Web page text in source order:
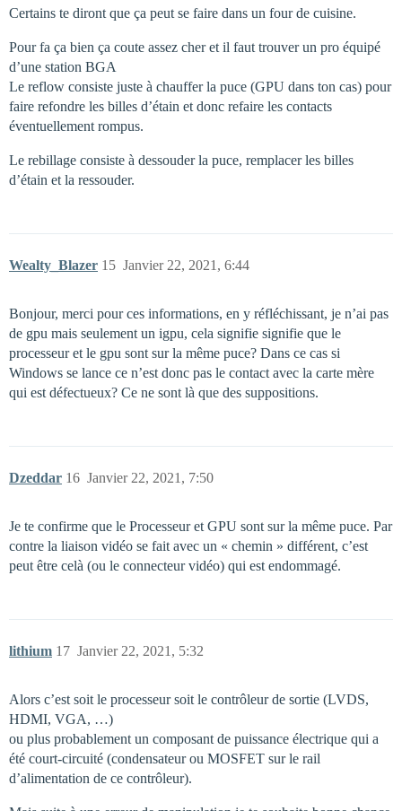
Certains te diront que ça peut se faire dans un four de cuisine.
Pour fa ça bien ça coute assez cher et il faut trouver un pro équipé
d’une station BGA
Le reflow consiste juste à chauffer la puce (GPU dans ton cas) pour
faire refondre les billes d’étain et donc refaire les contacts
éventuellement rompus.
Le rebillage consiste à dessouder la puce, remplacer les billes
d’étain et la ressouder.
Wealty_Blazer Janvier 22, 2021, 6:44
15
Bonjour, merci pour ces informations, en y réfléchissant, je n’ai pas
de gpu mais seulement un igpu, cela signifie signifie que le
processeur et le gpu sont sur la même puce? Dans ce cas si
Windows se lance ce n’est donc pas le contact avec la carte mère
qui est défectueux? Ce ne sont là que des suppositions.
Dzeddar Janvier 22, 2021, 7:50
16
Je te confirme que le Processeur et GPU sont sur la même puce. Par
contre la liaison vidéo se fait avec un « chemin » différent, c’est
peut être celà (ou le connecteur vidéo) qui est endommagé.
lithium Janvier 22, 2021, 5:32
17
Alors c’est soit le processeur soit le contrôleur de sortie (LVDS,
HDMI, VGA, …)
ou plus probablement un composant de puissance électrique qui a
été court-circuité (condensateur ou MOSFET sur le rail
d’alimentation de ce contrôleur).